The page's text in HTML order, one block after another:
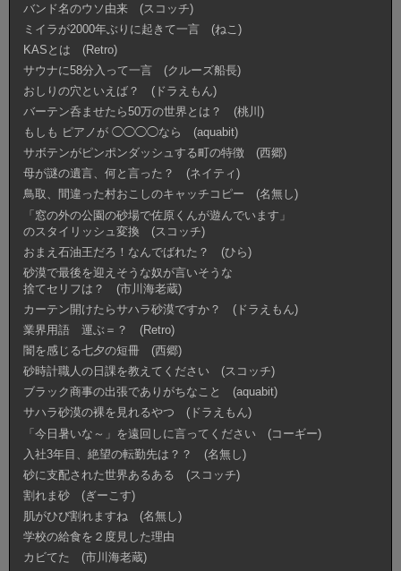
バンド名のウソ由来 (スコッチ)
ミイラが2000年ぶりに起きて一言 (ねこ)
KASとは (Retro)
サウナに58分入って一言 (クルーズ船長)
おしりの穴といえば？ (ドラえもん)
バーテン呑ませたら50万の世界とは？ (桃川)
もしも ピアノが ◯◯◯◯なら (aquabit)
サボテンがピンポンダッシュする町の特徴 (西郷)
母が謎の遺言、何と言った？ (ネイティ)
鳥取、間違った村おこしのキャッチコピー (名無し)
「窓の外の公園の砂場で佐原くんが遊んでいます」
のスタイリッシュ変換 (スコッチ)
おまえ石油王だろ！なんでばれた？ (ひら)
砂漠で最後を迎えそうな奴が言いそうな
捨てセリフは？ (市川海老蔵)
カーテン開けたらサハラ砂漠ですか？ (ドラえもん)
業界用語 運ぶ＝？ (Retro)
闇を感じる七夕の短冊 (西郷)
砂時計職人の日課を教えてください (スコッチ)
ブラック商事の出張でありがちなこと (aquabit)
サハラ砂漠の裸を見れるやつ (ドラえもん)
「今日暑いな～」を遠回しに言ってください (コーギー)
入社3年目、絶望の転勤先は？？ (名無し)
砂に支配された世界あるある (スコッチ)
割れま砂 (ぎーこす)
肌がひび割れますね (名無し)
学校の給食を２度見した理由
カビてた (市川海老蔵)